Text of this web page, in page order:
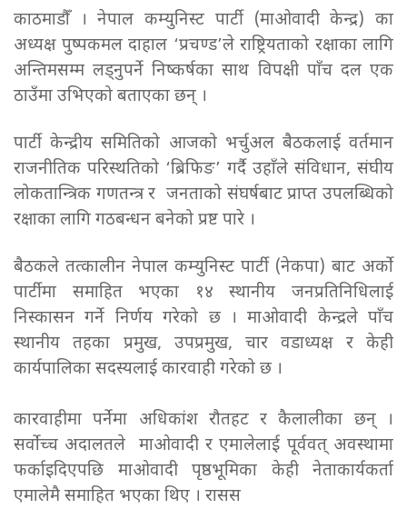
काठमाडौँ । नेपाल कम्युनिस्ट पार्टी (माओवादी केन्द्र) का
अध्यक्ष पुष्पकमल दाहाल ‘प्रचण्ड’ले राष्ट्रियताको रक्षाका लागि
अन्तिमसम्म लड्नुपर्ने निष्कर्षका साथ विपक्षी पाँच दल एक
ठाउँमा उभिएको बताएका छन् ।
पार्टी केन्द्रीय समितिको आजको भर्चुअल बैठकलाई वर्तमान
राजनीतिक परिस्थतिको ‘ब्रिफिङ’ गर्दै उहाँले संविधान, संघीय
लोकतान्त्रिक गणतन्त्र र जनताको संघर्षबाट प्राप्त उपलब्धिको
रक्षाका लागि गठबन्धन बनेको प्रष्ट पारे ।
बैठकले तत्कालीन नेपाल कम्युनिस्ट पार्टी (नेकपा) बाट अर्को
पार्टीमा समाहित भएका १४ स्थानीय जनप्रतिनिधिलाई
निस्कासन गर्ने निर्णय गरेको छ । माओवादी केन्द्रले पाँच
स्थानीय तहका प्रमुख, उपप्रमुख, चार वडाध्यक्ष र केही
कार्यपालिका सदस्यलाई कारवाही गरेको छ ।
कारवाहीमा पर्नेमा अधिकांश रौतहट र कैलालीका छन् ।
सर्वोच्च अदालतले माओवादी र एमालेलाई पूर्ववत् अवस्थामा
फर्काइदिएपछि माओवादी पृष्ठभूमिका केही नेताकार्यकर्ता
एमालेमै समाहित भएका थिए । रासस